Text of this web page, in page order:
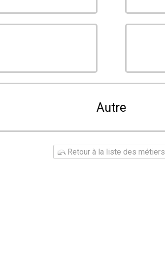
Autre
Retour à la liste des métiers